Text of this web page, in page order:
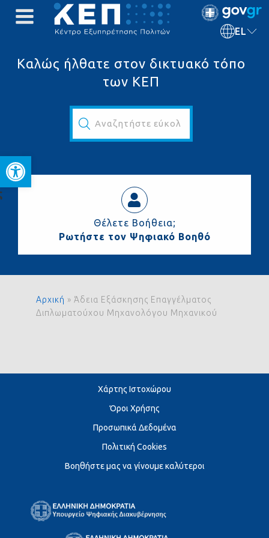
Ανοίξτε τη γραμμή
EL
Καλώς ήλθατε στον δικτυακό τόπο
των ΚΕΠ
Αναζητήστε εύκολα και γρήγορα...
Θέλετε Βοήθεια;
Ρωτήστε τον Ψηφιακό Βοηθό
Αρχική » Άδεια Εξάσκησης Επαγγέλματος
Διπλωματούχου Μηχανολόγου Μηχανικού
Χάρτης Ιστοχώρου
Όροι Χρήσης
Προσωπικά Δεδομένα
Πολιτική Cookies
Βοηθήστε μας να γίνουμε καλύτεροι